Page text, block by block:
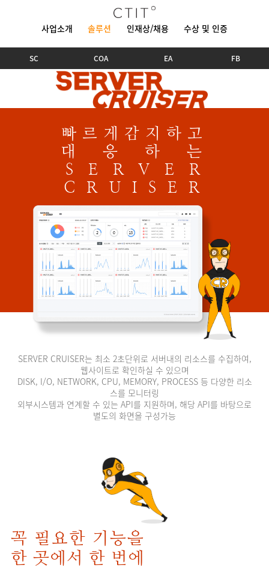
사업소개 솔루션
SC COA EA FB
인재상/채용 수상 및 인증
빠르게감지하고
대응하는
SERVER
CRUISER
SERVER CRUISER는 최소 2초단위로 서버내의 리소스를 수집하여,
웹사이트로 확인하실 수 있으며
DISK, I/O, NETWORK, CPU, MEMORY, PROCESS 등 다양한 리소
스를 모니터링
외부시스템과 연계할 수 있는 API를 지원하며, 해당 API를 바탕으로
별도의 화면을 구성가능
꼭 필요한 기능을
한 곳에서 한 번에